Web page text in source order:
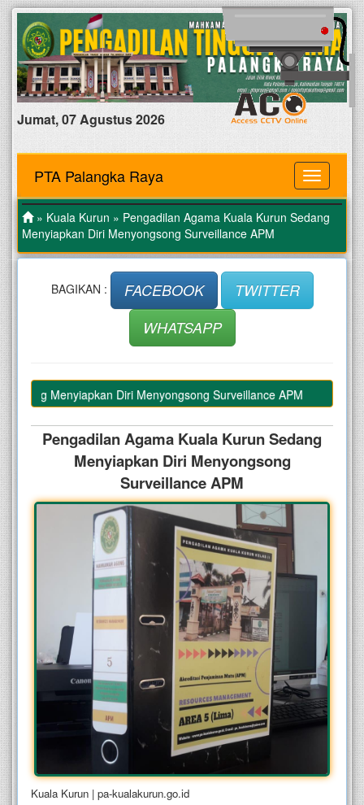
Jumat, 07 Agustus 2026
MENU
PTA Palangka Raya
» Kuala Kurun » Pengadilan Agama Kuala Kurun Sedang
Menyiapkan Diri Menyongsong Surveillance APM
BAGIKAN : FACEBOOK
TWITTER
WHATSAPP
Menyiapkan Diri Menyongsong Surveillance APM
Pengadilan Agama Kuala Kurun Sedang
Menyiapkan Diri Menyongsong
Surveillance APM
Kuala Kurun | pa-kualakurun.go.id